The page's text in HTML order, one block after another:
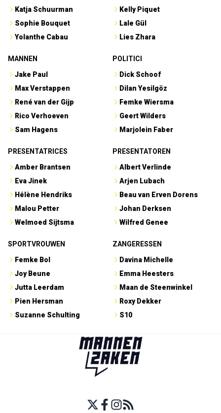
Katja Schuurman
Sophie Bouquet
Yolanthe Cabau
Kelly Piquet
Lale Gül
Lies Zhara
MANNEN
Jake Paul
Max Verstappen
René van der Gijp
Rico Verhoeven
Sam Hagens
POLITICI
Dick Schoof
Dilan Yesilgöz
Femke Wiersma
Geert Wilders
Marjolein Faber
PRESENTATRICES
Amber Brantsen
Eva Jinek
Hélène Hendriks
Malou Petter
Welmoed Sijtsma
PRESENTATOREN
Albert Verlinde
Arjen Lubach
Beau van Erven Dorens
Johan Derksen
Wilfred Genee
SPORTVROUWEN
Femke Bol
Joy Beune
Jutta Leerdam
Pien Hersman
Suzanne Schulting
ZANGERESSEN
Davina Michelle
Emma Heesters
Maan de Steenwinkel
Roxy Dekker
S10